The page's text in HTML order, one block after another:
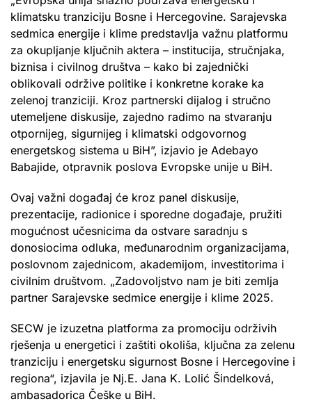
klimatsku tranziciju Bosne i Hercegovine. Sarajevska
sedmica energije i klime predstavlja važnu platformu
za okupljanje ključnih aktera – institucija, stručnjaka,
biznisa i civilnog društva – kako bi zajednički
oblikovali održive politike i konkretne korake ka
zelenoj tranziciji. Kroz partnerski dijalog i stručno
utemeljene diskusije, zajedno radimo na stvaranju
otpornijeg, sigurnijeg i klimatski odgovornog
energetskog sistema u BiH”, izjavio je Adebayo
Babajide, otpravnik poslova Evropske unije u BiH.
Ovaj važni događaj će kroz panel diskusije,
prezentacije, radionice i sporedne događaje, pružiti
mogućnost učesnicima da ostvare saradnju s
donosiocima odluka, međunarodnim organizacijama,
poslovnom zajednicom, akademijom, investitorima i
civilnim društvom. „Zadovoljstvo nam je biti zemlja
partner Sarajevske sedmice energije i klime 2025.
SECW je izuzetna platforma za promociju održivih
rješenja u energetici i zaštiti okoliša, ključna za zelenu
tranziciju i energetsku sigurnost Bosne i Hercegovine i
regiona“, izjavila je Nj.E. Jana K. Lolić Šindelková,
ambasadorica Češke u BiH.